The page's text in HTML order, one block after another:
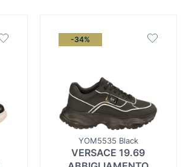
-34%
YOM5535 Black
VERSACE 19.69